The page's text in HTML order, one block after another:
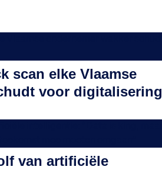
scan elke Vlaamse
voor digitalisering
van artificiële